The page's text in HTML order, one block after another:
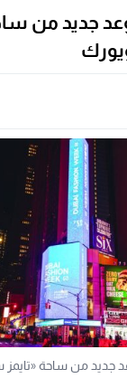
جديد من
جديد من ساحة «تايمز